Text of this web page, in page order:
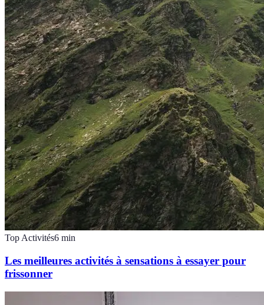
Top Activités6 min
Les meilleures activités à sensations à essayer pour
frissonner